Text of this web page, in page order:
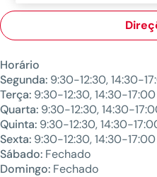
Horário
Segunda: 9:30-12:30, 14:30-
Terça: 9:30-12:30, 14:30-17:00
Quarta: 9:30-12:30, 14:30-
Quinta: 9:30-12:30, 14:30-
Sexta: 9:30-12:30, 14:30-17:00
Sábado: Fechado
Domingo: Fechado